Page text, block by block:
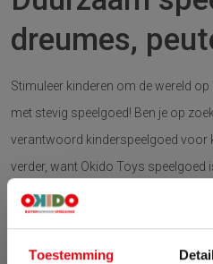
Toestemming
dreumes,
Stimuleer kinderen om de wereld
met stevig speelgoed! Ben je op
verantwoord kinderspeelgoed voor
verder, want Okido Toys speelgoed
tot 1,5 jaar en voor kinderen van 2,
karren, fietsjes en losse onderdelen
precisie gemaakt en zijn nagenoeg